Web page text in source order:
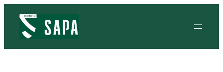
sisältöön